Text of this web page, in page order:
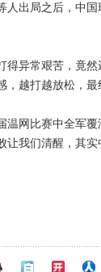
人出局之后，中
异常艰苦，竟然
越打越放松，最
网比赛中全军覆
我们清醒，其实